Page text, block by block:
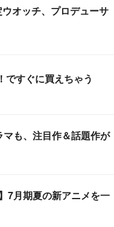
ウオッチ、プロデューサ
ですぐに買えちゃう
も、注目作＆話題作が
7月期夏の新アニメを一